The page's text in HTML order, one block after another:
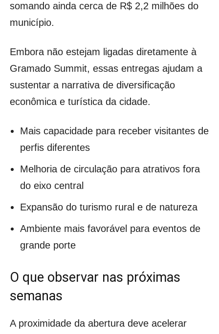
somando ainda cerca de R$ 2,2 milhões do
município.
Embora não estejam ligadas diretamente à
Gramado Summit, essas entregas ajudam a
sustentar a narrativa de diversificação
econômica e turística da cidade.
Mais capacidade para receber visitantes de
perfis diferentes
Melhoria de circulação para atrativos fora
do eixo central
Expansão do turismo rural e de natureza
Ambiente mais favorável para eventos de
grande porte
O que observar nas próximas
semanas
A proximidade da abertura deve acelerar